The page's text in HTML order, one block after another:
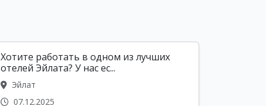
Хотите работать в одном из лучших
отелей Эйлата? У нас ес...
Эйлат
07.12.2025